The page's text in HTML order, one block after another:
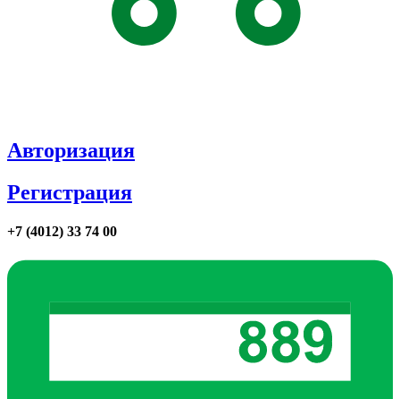
Авторизация
Регистрация
+7 (4012) 33 74 00